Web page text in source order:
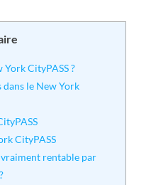
CityPASS ?
le New York
CityPASS
vraiment rentable par